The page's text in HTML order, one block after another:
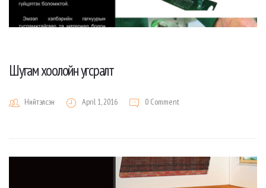
Шугам хоолойн угсралт
Нийтэлсэн April 1, 2016 0 Comment